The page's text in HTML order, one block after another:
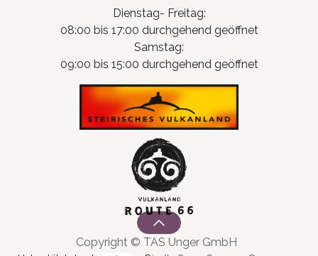
Dienstag- Freitag:
08:00 bis 17:00 durchgehend geöffnet
Samstag:
09:00 bis 15:00 durchgehend geöffnet
Copyright © TAS Unger GmbH